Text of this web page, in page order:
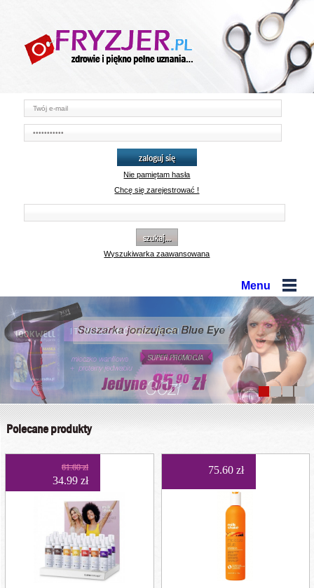
zaloguj się
Nie pamiętam hasła
Chcę się zarejestrować !
szukaj...
Wyszukiwarka zaawansowana
Menu
Polecane produkty
61.60 zł
34.99 zł
75.60 zł